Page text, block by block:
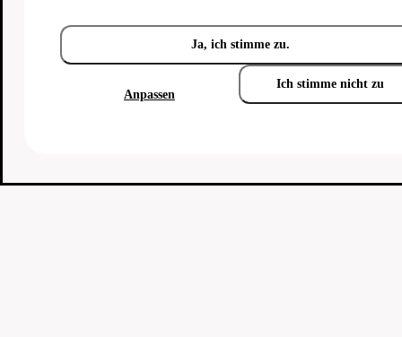
Ja, ich stimme zu.
Anpassen
Ich stimme nicht zu